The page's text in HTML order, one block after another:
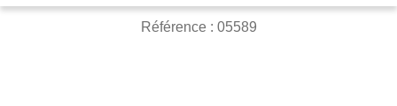
Référence : 05589